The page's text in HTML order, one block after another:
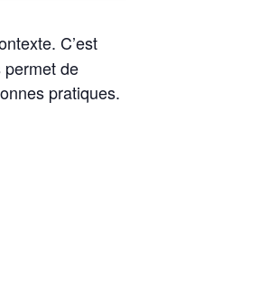
C’est
permet de
pratiques.